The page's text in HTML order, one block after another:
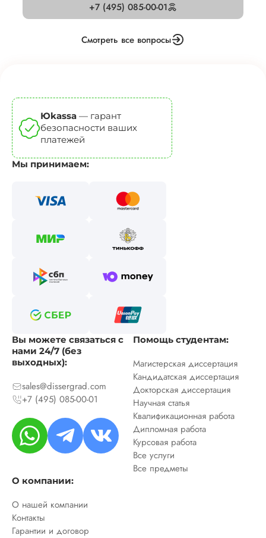
+7 (495) 085-00-01
Смотреть все вопросы
Юkassa — гарант
безопасности ваших
платежей
Мы принимаем:
Вы можете связаться с
нами 24/7 (без
выходных):
sales@dissergrad.com
+7 (495) 085-00-01
Помощь студентам:
Магистерская диссертация
Кандидатская диссертация
Докторская диссертация
Научная статья
Квалификационная работа
Дипломная работа
Курсовая работа
Все услуги
Все предметы
О компании:
О нашей компании
Контакты
Гарантии и договор